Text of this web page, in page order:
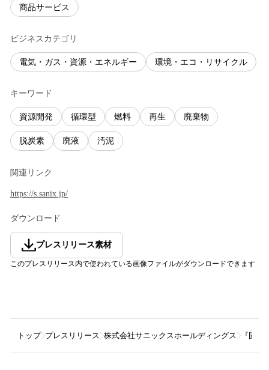
商品サービス
ビジネスカテゴリ
電気・ガス・資源・エネルギー 環境・エコ・リサイクル
キーワード
資源開発 循環型 燃料 再生 廃棄物
脱炭素 廃液 汚泥
関連リンク
https://s.sanix.jp/
ダウンロード
プレスリリース素材
このプレスリリース内で使われている画像ファイルがダウンロードできます
トップ プレスリリース 株式会社サニックスホールディングス 『固形